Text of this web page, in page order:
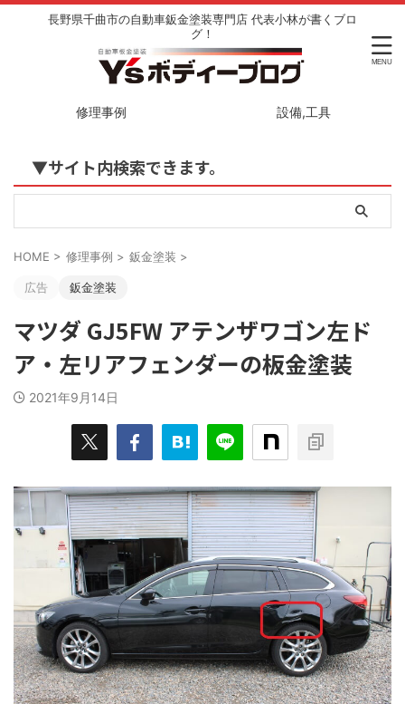
長野県千曲市の自動車鈑金塗装専門店 代表小林が書くブロ
グ！
修理事例 設備,工具
▼サイト内検索できます。
HOME > 修理事例 > 鈑金塗装 >
広告 鈑金塗装
マツダ GJ5FW アテンザワゴン左ド
ア・左リアフェンダーの板金塗装
2021年9月14日